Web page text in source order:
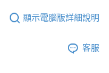
顯示電腦版詳細說明
客服